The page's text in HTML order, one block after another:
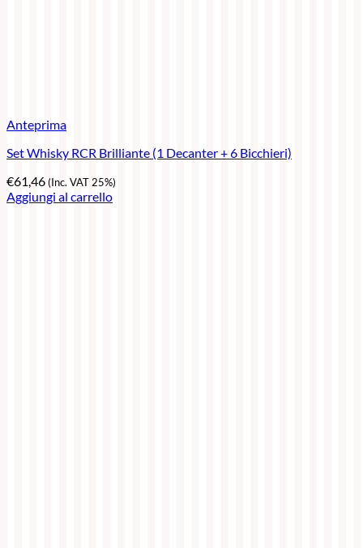
Anteprima
Set Whisky RCR Brilliante (1 Decanter + 6 Bicchieri)
€61,46(Inc. VAT 25%)
Aggiungi al carrello